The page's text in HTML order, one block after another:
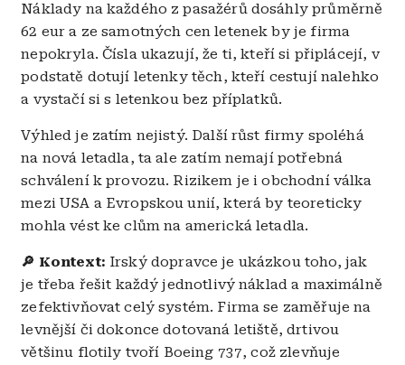
Náklady na každého z pasažérů dosáhly průměrně
62 eur a ze samotných cen letenek by je firma
nepokryla. Čísla ukazují, že ti, kteří si připlácejí, v
podstatě dotují letenky těch, kteří cestují nalehko
a vystačí si s letenkou bez příplatků.
Výhled je zatím nejistý. Další růst firmy spoléhá
na nová letadla, ta ale zatím nemají potřebná
schválení k provozu. Rizikem je i obchodní válka
mezi USA a Evropskou unií, která by teoreticky
mohla vést ke clům na americká letadla.
🔎 Kontext: Irský dopravce je ukázkou toho, jak
je třeba řešit každý jednotlivý náklad a maximálně
zefektivňovat celý systém. Firma se zaměřuje na
levnější či dokonce dotovaná letiště, drtivou
většinu flotily tvoří Boeing 737, což zlevňuje